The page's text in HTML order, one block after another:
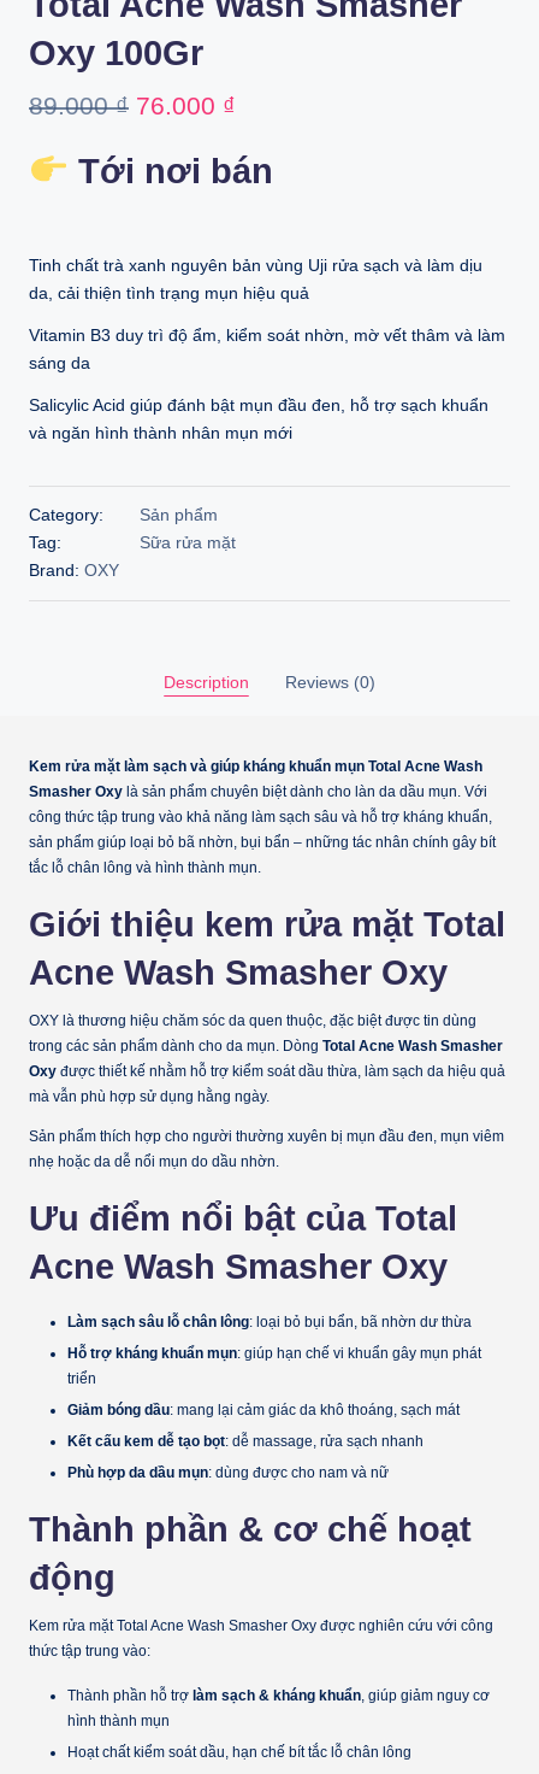
Oxy 100Gr
89.000₫ Original
was:
76.000 ₫
is:
Tới nơi bán
Tinh chất trà xanh nguyên bản vùng Uji rửa sạch và làm dịu
da, cải thiện tình trạng mụn hiệu quả
Vitamin B3 duy trì độ ẩm, kiểm soát nhờn, mờ vết thâm và làm
sáng da
Salicylic Acid giúp đánh bật mụn đầu đen, hỗ trợ sạch khuẩn
và ngăn hình thành nhân mụn mới
Category:
Sản phẩm
Tag:
Sữa rửa mặt
Brand: OXY
Description Reviews (0)
Kem rửa mặt làm sạch và giúp kháng khuẩn mụn Total Acne Wash
Smasher Oxy là sản phẩm chuyên biệt dành cho làn da dầu mụn. Với
công thức tập trung vào khả năng làm sạch sâu và hỗ trợ kháng khuẩn,
sản phẩm giúp loại bỏ bã nhờn, bụi bẩn – những tác nhân chính gây bít
tắc lỗ chân lông và hình thành mụn.
Giới thiệu kem rửa mặt Total
Acne Wash Smasher Oxy
OXY là thương hiệu chăm sóc da quen thuộc, đặc biệt được tin dùng
trong các sản phẩm dành cho da mụn. Dòng Total Acne Wash Smasher
Oxy được thiết kế nhằm hỗ trợ kiểm soát dầu thừa, làm sạch da hiệu quả
mà vẫn phù hợp sử dụng hằng ngày.
Sản phẩm thích hợp cho người thường xuyên bị mụn đầu đen, mụn viêm
nhẹ hoặc da dễ nổi mụn do dầu nhờn.
Ưu điểm nổi bật của Total
Acne Wash Smasher Oxy
Làm sạch sâu lỗ chân lông: loại bỏ bụi bẩn, bã nhờn dư thừa
Hỗ trợ kháng khuẩn mụn: giúp hạn chế vi khuẩn gây mụn phát
triển
Giảm bóng dầu: mang lại cảm giác da khô thoáng, sạch mát
Kết cấu kem dễ tạo bọt: dễ massage, rửa sạch nhanh
Phù hợp da dầu mụn: dùng được cho nam và nữ
Thành phần & cơ chế hoạt
động
Kem rửa mặt Total Acne Wash Smasher Oxy được nghiên cứu với công
thức tập trung vào:
Thành phần hỗ trợ làm sạch & kháng khuẩn, giúp giảm nguy cơ
hình thành mụn
Hoạt chất kiểm soát dầu, hạn chế bít tắc lỗ chân lông